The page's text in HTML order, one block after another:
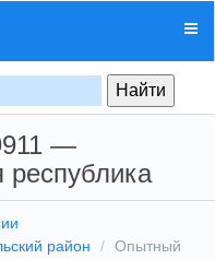
—
район
Опытный